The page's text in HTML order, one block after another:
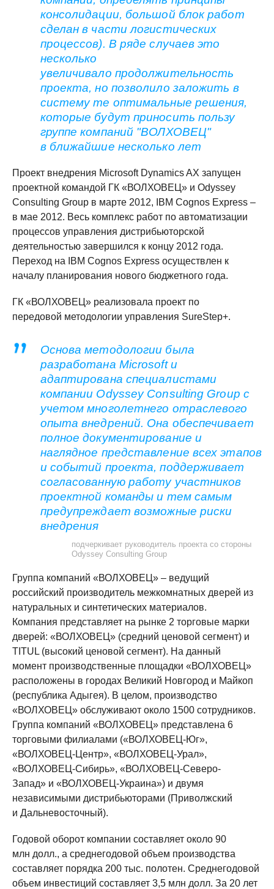
консолидации, большой блок работ
сделан в части логистических
процессов). В ряде случаев это
несколько
увеличивало продолжительность
проекта, но позволило заложить в
систему те оптимальные решения,
которые будут приносить пользу
группе компаний "ВОЛХОВЕЦ"
в ближайшие несколько лет
Проект внедрения Microsoft Dynamics AX запущен
проектной командой ГК «ВОЛХОВЕЦ» и Odyssey
Consulting Group в марте 2012, IBM Cognos Express –
в мае 2012. Весь комплекс работ по автоматизации
процессов управления дистрибьюторской
деятельностью завершился к концу 2012 года.
Переход на IBM Cognos Express осуществлен к
началу планирования нового бюджетного года.
ГК «ВОЛХОВЕЦ» реализовала проект по
передовой методологии управления SureStep+.
Основа методологии была
разработана Microsoft и
адаптирована специалистами
компании Odyssey Consulting Group с
учетом многолетнего отраслевого
опыта внедрений. Она обеспечивает
полное документирование и
наглядное представление всех этапов
и событий проекта, поддерживает
согласованную работу участников
проектной команды и тем самым
предупреждает возможные риски
внедрения
подчеркивает руководитель проекта со стороны
Odyssey Consulting Group
Группа компаний «ВОЛХОВЕЦ» – ведущий
российский производитель межкомнатных дверей из
натуральных и синтетических материалов.
Компания представляет на рынке 2 торговые марки
дверей: «ВОЛХОВЕЦ» (средний ценовой сегмент) и
TITUL (высокий ценовой сегмент). На данный
момент производственные площадки «ВОЛХОВЕЦ»
расположены в городах Великий Новгород и Майкоп
(республика Адыгея). В целом, производство
«ВОЛХОВЕЦ» обслуживают около 1500 сотрудников.
Группа компаний «ВОЛХОВЕЦ» представлена 6
торговыми филиалами («ВОЛХОВЕЦ-Юг»,
«ВОЛХОВЕЦ-Центр», «ВОЛХОВЕЦ-Урал»,
«ВОЛХОВЕЦ-Сибирь», «ВОЛХОВЕЦ-Северо-
Запад» и «ВОЛХОВЕЦ-Украина») и двумя
независимыми дистрибьюторами (Приволжский
и Дальневосточный).
Годовой оборот компании составляет около 90
млн долл., а среднегодовой объем производства
составляет порядка 200 тыс. полотен. Среднегодовой
объем инвестиций составляет 3,5 млн долл. За 20 лет